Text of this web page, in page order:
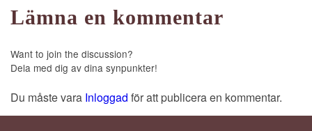
Lämna en kommentar
Want to join the discussion?
Dela med dig av dina synpunkter!
Du måste vara inloggad för att publicera en kommentar.